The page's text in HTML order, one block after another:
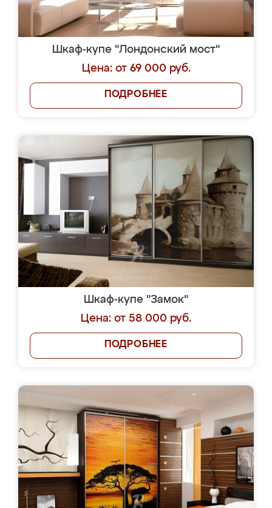
Шкаф-купе "Лондонский мост"
Цена: от 69 000 руб.
ПОДРОБНЕЕ
Шкаф-купе "Замок"
Цена: от 58 000 руб.
ПОДРОБНЕЕ